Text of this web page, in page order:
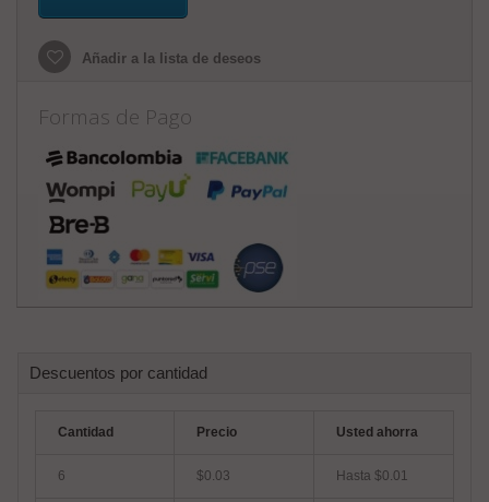
Añadir a la lista de deseos
Formas de Pago
Descuentos por cantidad
Cantidad Precio Usted ahorra
6 $0.03 Hasta $0.01